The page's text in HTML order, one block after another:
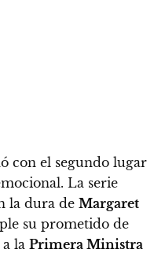
con el segundo lugar
La serie
la dura de Margaret
su prometido de
la Primera Ministra